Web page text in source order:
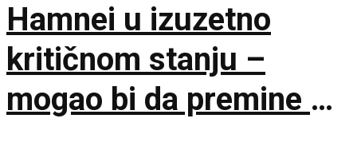
Hamnei u izuzetno
kritičnom stanju –
mogao bi da premine u